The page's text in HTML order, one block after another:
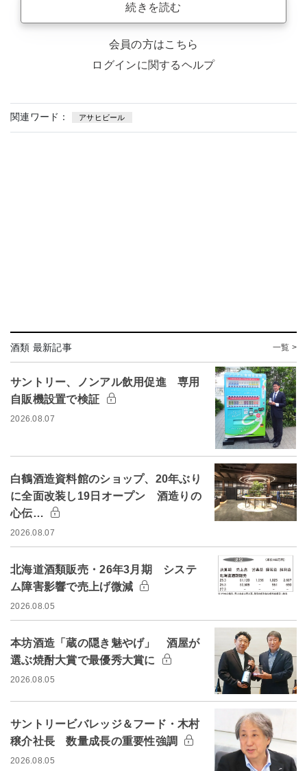
続きを読む
会員の方はこちら
ログインに関するヘルプ
関連ワード： アサヒビール
酒類 最新記事 一覧 >
サントリー、ノンアル飲用促進 専用
自販機設置で検証
2026.08.07
白鶴酒造資料館のショップ、20年ぶり
に全面改装し19日オープン 酒造りの
心伝…
2026.08.07
北海道酒類販売・26年3月期 システ
ム障害影響で売上げ微減
2026.08.05
本坊酒造「蔵の隠き魅やげ」 酒屋が
選ぶ焼酎大賞で最優秀大賞に
2026.08.05
サントリービバレッジ＆フード・木村
穣介社長 数量成長の重要性強調
2026.08.05